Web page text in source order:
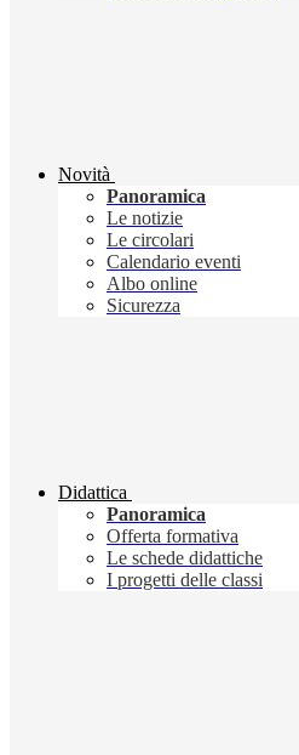
Novità
Panoramica
Le notizie
Le circolari
Calendario eventi
Albo online
Sicurezza
Didattica
Panoramica
Offerta formativa
Le schede didattiche
I progetti delle classi